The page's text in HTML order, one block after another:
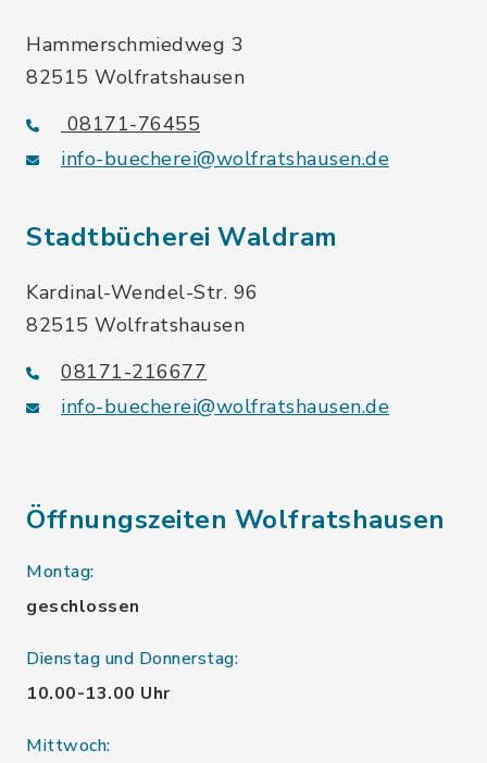
Hammerschmiedweg 3
82515 Wolfratshausen
08171-76455
info-buecherei@wolfratshausen.de
Stadtbücherei Waldram
Kardinal-Wendel-Str. 96
82515 Wolfratshausen
08171-216677
info-buecherei@wolfratshausen.de
Öffnungszeiten Wolfratshausen
Montag:
geschlossen
Dienstag und Donnerstag:
10.00-13.00 Uhr
Mittwoch: